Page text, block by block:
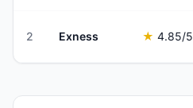
2 Exness ★ 4.85/5